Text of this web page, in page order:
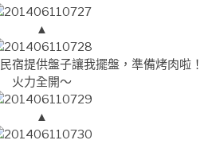
▲
宿提供盤子讓我擺盤，準備烤肉啦！
火力全開～
▲